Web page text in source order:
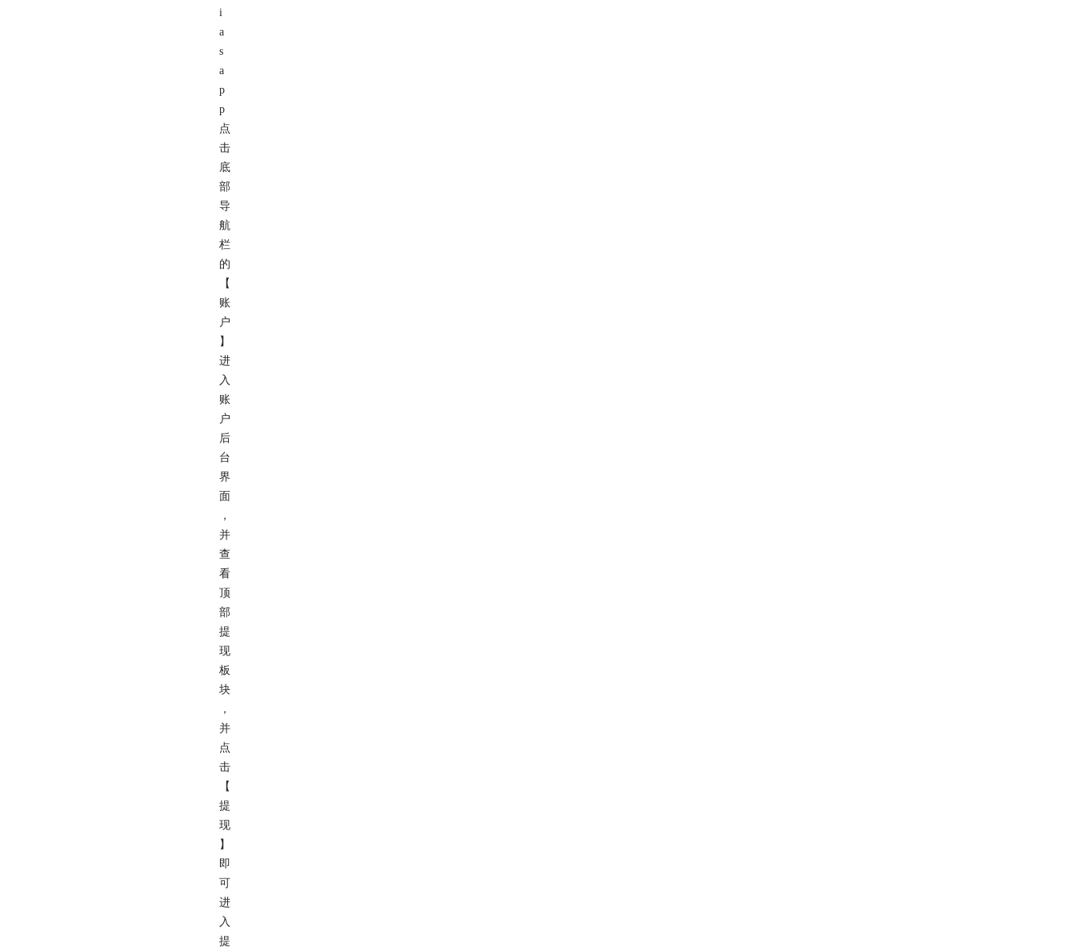
i
a
s
a
p
p
点
击
底
部
导
航
栏
的
【
账
户
】
进
入
账
户
后
台
界
面
，
并
查
看
顶
部
提
现
板
块
，
并
点
击
【
提
现
】
即
可
进
入
提